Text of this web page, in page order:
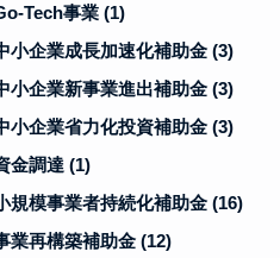
Tech事業 (1)
小企業成長加速化補助金 (3)
小企業新事業進出補助金 (3)
小企業省力化投資補助金 (3)
金調達 (1)
規模事業者持続化補助金 (16)
業再構築補助金 (12)